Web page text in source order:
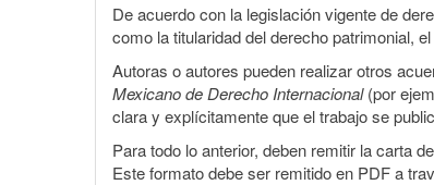
De acuerdo con la legislación vigente de
como la titularidad del derecho
Autoras o autores pueden realizar otros
Mexicano de Derecho Internacional(por
clara y explícitamente que el trabajo se
Para todo lo anterior, deben remitir la carta
Este formato debe ser remitido en PDF a